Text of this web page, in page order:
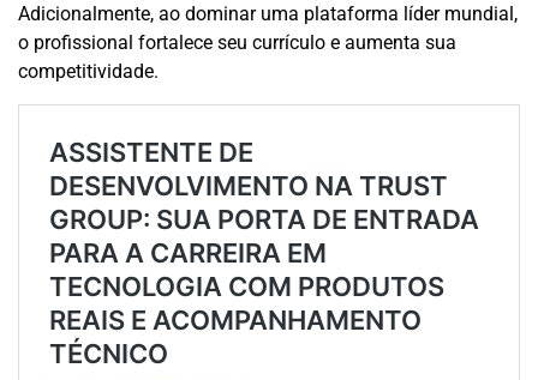
Adicionalmente, ao dominar uma plataforma líder mundial,
o profissional fortalece seu currículo e aumenta sua
competitividade.